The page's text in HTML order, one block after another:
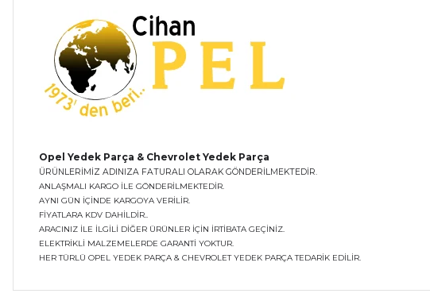
Opel Yedek Parça & Chevrolet Yedek Parça
ÜRÜNLERİMİZ ADINIZA FATURALI OLARAK GÖNDERİLMEKTEDİR.
ANLAŞMALI KARGO İLE GÖNDERİLMEKTEDİR.
AYNI GÜN İÇİNDE KARGOYA VERİLİR.
FİYATLARA KDV DAHİLDİR..
ARACINIZ İLE İLGİLİ DİĞER ÜRÜNLER İÇİN İRTİBATA GEÇİNİZ.
ELEKTRİKLİ MALZEMELERDE GARANTİ YOKTUR.
HER TÜRLÜ OPEL YEDEK PARÇA & CHEVROLET YEDEK PARÇA TEDARİK EDİLİR.